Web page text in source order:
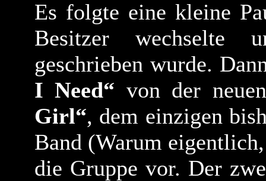
Es folgte eine kleine
Besitzer wechselte
geschrieben wurde.
I Need“ von der
Girl“, dem einzigen
Band (Warum
die Gruppe vor. Der